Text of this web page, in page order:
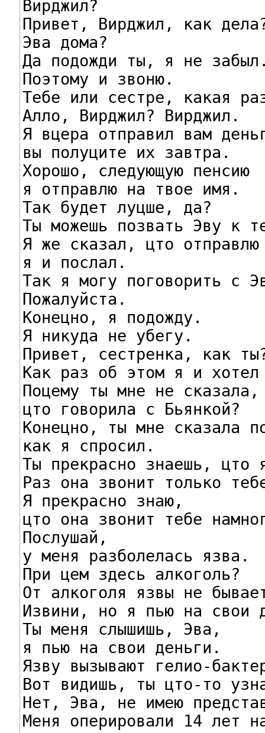
Вирджил?
Привет, Вирджил, как
Эва дома?
Да подожди ты, я не
Поэтому и звоню.
Тебе или сестре, какая
Алло, Вирджил? Вирджил.
Я вцера отправил вам
вы полуците их завтра.
Хорошо, следующую пенсию
я отправлю на твое имя.
Так будет луцше, да?
Ты можешь позвать Эву к
Я же сказал, цто
я и послал.
Так я могу поговорить с
Пожалуйста.
Конецно, я подожду.
Я никуда не убегу.
Привет, сестренка, как
Как раз об этом я и хотел
Поцему ты мне не сказала,
цто говорила с Бьянкой?
Конецно, ты мне сказала
как я спросил.
Ты прекрасно знаешь, цто
Раз она звонит только
Я прекрасно знаю,
цто она звонит тебе
Послушай,
у меня разболелась язва.
При цем здесь алкоголь?
От алкоголя язвы не
Извини, но я пью на свои
Ты меня слышишь, Эва,
я пью на свои деньги.
Язву вызывают гелио-
Вот видишь, ты цто-то
Нет, Эва, не имею
Меня оперировали 14 лет